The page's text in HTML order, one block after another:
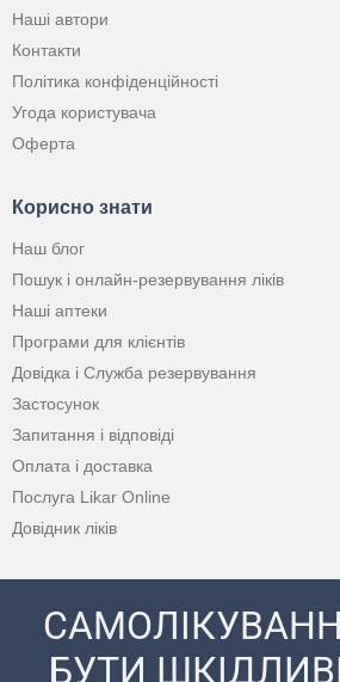
Наші автори
Контакти
Політика конфіденційності
Угода користувача
Оферта
Корисно знати
Наш блог
Пошук і онлайн-резервування ліків
Наші аптеки
Програми для клієнтів
Довідка і Служба резервування
Застосунок
Запитання і відповіді
Оплата і доставка
Послуга Likar Online
Довідник ліків
БУТИ